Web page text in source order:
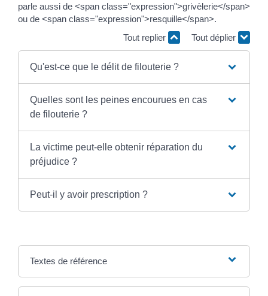
parle aussi de <span class="expression">grivèlerie</span>
ou de <span class="expression">resquille</span>.
Tout replier
Tout déplier
Qu'est-ce que le délit de filouterie ?
Quelles sont les peines encourues en cas
de filouterie ?
La victime peut-elle obtenir réparation du
préjudice ?
Peut-il y avoir prescription ?
Textes de référence